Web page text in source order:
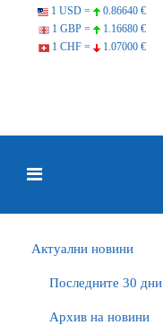
1 USD =
0.86640 €
1 GBP =
1.16680 €
1 CHF =
1.07000 €
Актуални новини
Последните 30 дни
Архив на новини